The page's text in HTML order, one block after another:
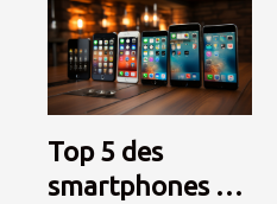
Top 5 des
smartphones à